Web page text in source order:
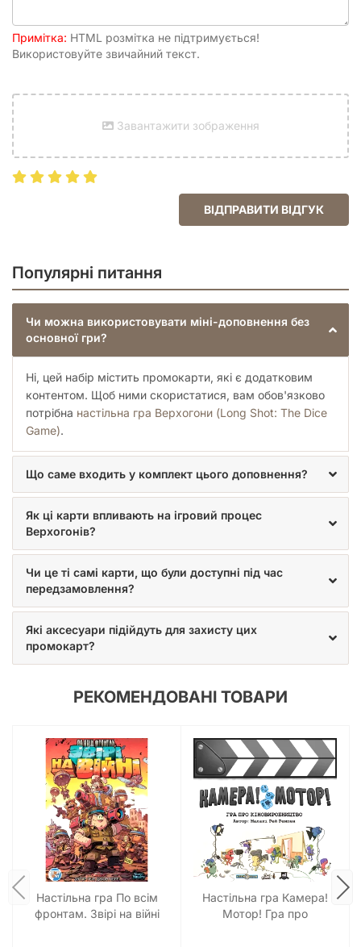
Примітка: HTML розмітка не підтримується!
Використовуйте звичайний текст.
Завантажити зображення
ВІДПРАВИТИ ВІДГУК
Популярні питання
Чи можна використовувати міні-доповнення без
основної гри?
Ні, цей набір містить промокарти, які є додатковим
контентом. Щоб ними скористатися, вам обов'язково
потрібна настільна гра Верхогони (Long Shot: The Dice
Game).
Що саме входить у комплект цього доповнення?
Як ці карти впливають на ігровий процес
Верхогонів?
Чи це ті самі карти, що були доступні під час
передзамовлення?
Які аксесуари підійдуть для захисту цих
промокарт?
РЕКОМЕНДОВАНІ ТОВАРИ
Настільна гра По всім
фронтам. Звірі на війні
Настільна гра Камера!
Мотор! Гра про